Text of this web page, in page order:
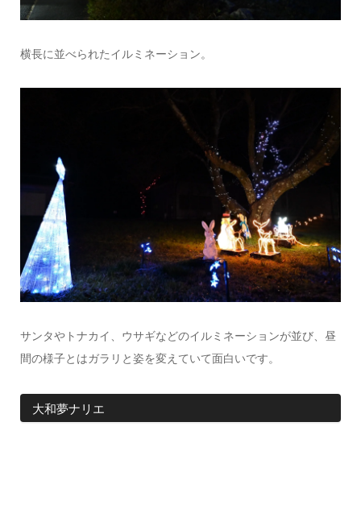
横長に並べられたイルミネーション。
サンタやトナカイ、ウサギなどのイルミネーションが並び、昼
間の様子とはガラリと姿を変えていて面白いです。
大和夢ナリエ